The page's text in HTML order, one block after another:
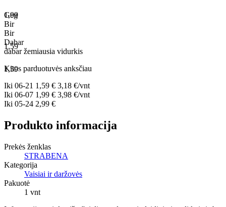
1,99
1,59
1,59
Geg
Bir
Bir
Dabar
dabaržemiausia vidurkis
Kitos parduotuvės anksčiau
Iki 06-21 1,59 € 3,18 €/vnt
Iki 06-07 1,99 € 3,98 €/vnt
Iki 05-24 2,99 €
Produkto informacija
Prekės ženklas
STRABENA
Kategorija
Vaisiai ir daržovės
Pakuotė
1 vnt